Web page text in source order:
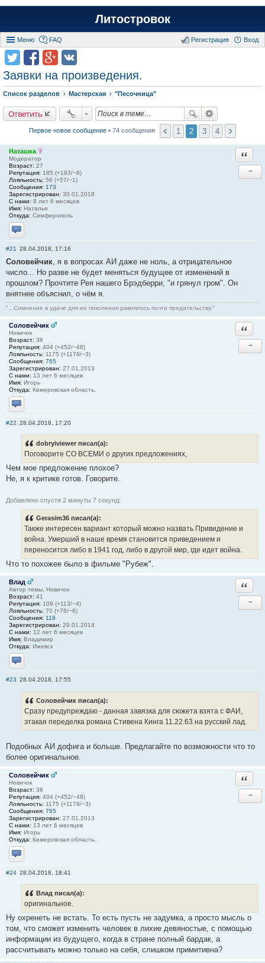
Литостровок
Меню FAQ Вход
Регистрация
Заявки на произведения.
Список разделов Мастерская "Песочница"
Ответить
Первое новое сообщение • 74 сообщения 1 2 3 4
Наташка
Модератор
Возраст: 27
Репутация: 185 (+193/−8)
Лояльность: 56 (+57/−1)
Сообщения: 173
Зарегистрирован: 30.01.2018
С нами: 8 лет 6 месяцев
Имя: Наталья
Откуда: Симферополь
Отправить личное сообщение
−
#21 28.04.2018, 17:16
Соловейчик, я в вопросах АИ даже не ноль, а отрицательное
число... Но разве не будет меняться будущее от изменений в
прошлом? Прочтите Рея нашего Брэдберри, "и грянул гром". Он
внятнее объяснил, о чём я.
"...Сомнение в удаче для ее поколения равнялось почти предательству."
Соловейчик
Новичок
Возраст: 38
Репутация: 404 (+452/−48)
Лояльность: 1175 (+1178/−3)
Сообщения: 765
Зарегистрирован: 27.01.2013
С нами: 13 лет 6 месяцев
Имя: Игорь
Откуда: Кемеровская область.
Отправить личное сообщение
−
#22 28.04.2018, 17:20
dobryiviewer писал(а):
Поговорите СО ВСЕМИ о других предложениях,
Чем мое предложение плохое?
Не, я к критике готов. Говорите.
Добавлено спустя 2 минуты 7 секунд:
Gerasim36 писал(а):
Также интересен вариант который можно назвать Привидение и
война. Умерший в наше время становится приведением и
переносится либо в 1941 год, либо в другой мир, где идет война.
Что то похожее было в фильме "Рубеж".
Влад
Автор темы, Новичок
Возраст: 41
Репутация: 109 (+113/−4)
Лояльность: 70 (+76/−6)
Сообщения: 119
Зарегистрирован: 29.01.2014
С нами: 12 лет 6 месяцев
Имя: Владимир
Откуда: Ижевск
Отправить личное сообщение
−
#23 28.04.2018, 17:55
Соловейчик писал(а):
Сразу предупреждаю - данная завязка для сюжета взята с ФАИ,
этакая переделка романа Стивена Кинга 11.22.63 на русский лад.
Подобных АИ дофига и больше. Предлагайте по возможности что то
более оригинальное.
Соловейчик
Новичок
Возраст: 38
Репутация: 404 (+452/−48)
Лояльность: 1175 (+1178/−3)
Сообщения: 765
Зарегистрирован: 27.01.2013
С нами: 13 лет 6 месяцев
Имя: Игорь
Откуда: Кемеровская область.
Отправить личное сообщение
−
#24 28.04.2018, 18:41
Влад писал(а):
оригинальное.
Ну охренеть не встать. То есть пусть не задумка, а просто мысль о
том, что сможет изменить человек в лихие девяностые, с помощью
информации из будущего, когда в стране полный бардак, а
рассчитывать можно только на себя, слишком примитивна?